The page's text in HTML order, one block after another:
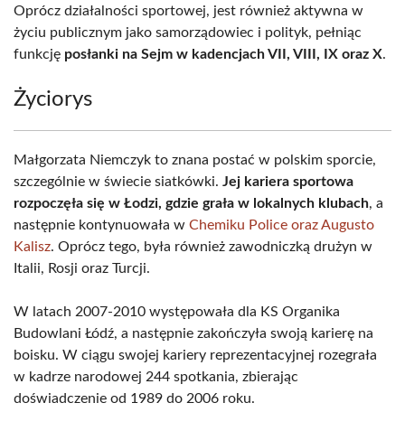
Oprócz działalności sportowej, jest również aktywna w
życiu publicznym jako samorządowiec i polityk, pełniąc
funkcję posłanki na Sejm w kadencjach VII, VIII, IX oraz X.
Życiorys
Małgorzata Niemczyk to znana postać w polskim sporcie,
szczególnie w świecie siatkówki. Jej kariera sportowa
rozpoczęła się w Łodzi, gdzie grała w lokalnych klubach, a
następnie kontynuowała w Chemiku Police oraz Augusto
Kalisz. Oprócz tego, była również zawodniczką drużyn w
Italii, Rosji oraz Turcji.
W latach 2007-2010 występowała dla KS Organika
Budowlani Łódź, a następnie zakończyła swoją karierę na
boisku. W ciągu swojej kariery reprezentacyjnej rozegrała
w kadrze narodowej 244 spotkania, zbierając
doświadczenie od 1989 do 2006 roku.